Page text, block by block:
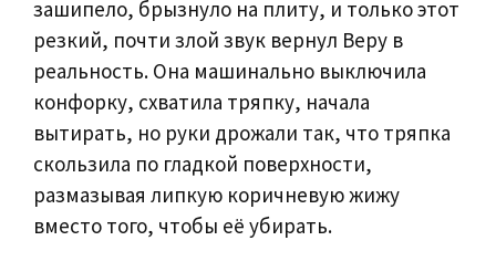
зашипело, брызнуло на плиту, и только этот
резкий, почти злой звук вернул Веру в
реальность. Она машинально выключила
конфорку, схватила тряпку, начала
вытирать, но руки дрожали так, что тряпка
скользила по гладкой поверхности,
размазывая липкую коричневую жижу
вместо того, чтобы её убирать.